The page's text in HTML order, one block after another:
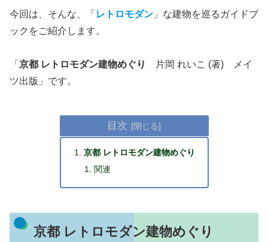
今回は、そんな、「 レトロモダン 」な建物を巡るガイドブ
ックをご紹介します。
「 京都 レトロモダン建物めぐり
片岡 れいこ (著) メイ
ツ出版」です。
目次
京都 レトロモダン建物めぐり
関連
京都 レトロモダン建物めぐり